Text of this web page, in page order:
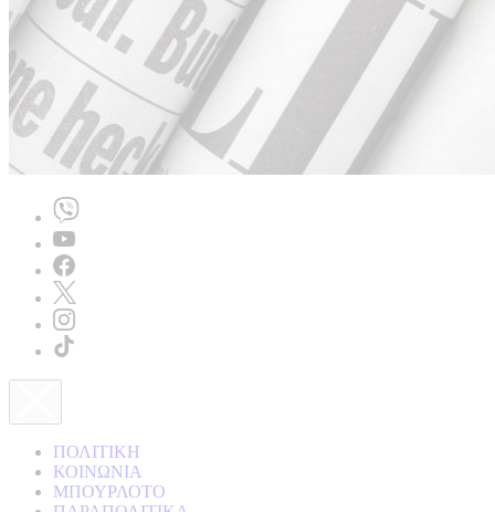
ΠΟΛΙΤΙΚΗ
ΚΟΙΝΩΝΙΑ
ΜΠΟΥΡΛΟΤΟ